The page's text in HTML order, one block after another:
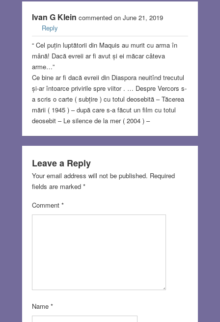
Ivan G Klein commented on June 21, 2019
Reply
“ Cel puțin luptătorii din Maquis au murit cu arma în
mână! Dacă evreii ar fi avut și ei măcar câteva
arme…”
Ce bine ar fi dacă evreii din Diaspora neuitînd trecutul
și-ar întoarce privirile spre viitor . … Despre Vercors s-
a scris o carte ( subțire ) cu totul deosebită – Tăcerea
mării ( 1945 ) – după care s-a făcut un film cu totul
deosebit – Le silence de la mer ( 2004 ) –
Leave a Reply
Your email address will not be published. Required
fields are marked *
Comment *
Name *